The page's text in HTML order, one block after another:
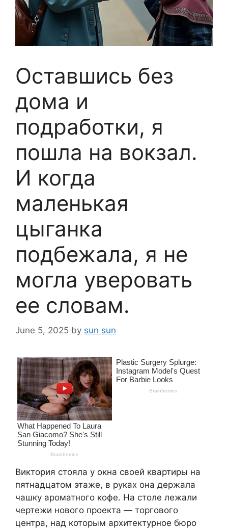
Оставшись без
дома и
подработки, я
пошла на вокзал.
И когда
маленькая
цыганка
подбежала, я не
могла уверовать
ее словам.
June 5, 2025 by sun sun
Виктория стояла у окна своей квартиры на
пятнадцатом этаже, в руках она держала
чашку ароматного кофе. На столе лежали
чертежи нового проекта — торгового
центра, над которым архитектурное бюро